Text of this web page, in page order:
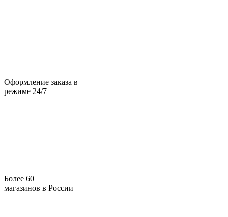
Оформление заказа в
режиме 24/7
Более 60
магазинов в России